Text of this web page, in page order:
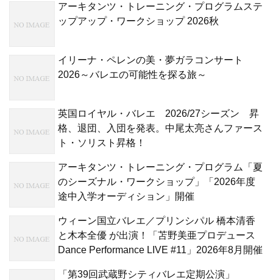
アーキタンツ・トレーニング・プログラムステ
ップアップ・ワークショップ 2026秋
イリーナ・ペレンの美・夢ガラコンサート
2026～バレエの可能性を探る旅～
英国ロイヤル・バレエ 2026/27シーズン 昇
格、退団、入団を発表。中尾太亮さんファース
ト・ソリスト昇格！
アーキタンツ・トレーニング・プログラム「夏
のシーズナル・ワークショップ」「2026年度
途中入学オーディション」開催
ウィーン国立バレエ／プリンシパル 橋本清香
と木本全優 が出演！「苫野美亜プロデュース
Dance Performance LIVE #11」2026年8月開催
「第39回武蔵野シティバレエ定期公演」